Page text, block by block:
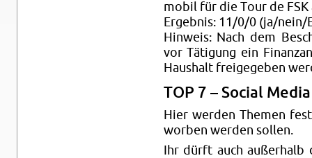
mo­bil für die Tour de FSK
Er­geb­nis: 11/0/0 (ja/nein/
Hin­weis: Nach dem
vor Tä­ti­gung ein
Haus­halt frei­ge­ge­ben
TOP 7 – So­ci­al Media
Hier wer­den The­men
wor­ben wer­den sol­len.
Ihr dürft auch